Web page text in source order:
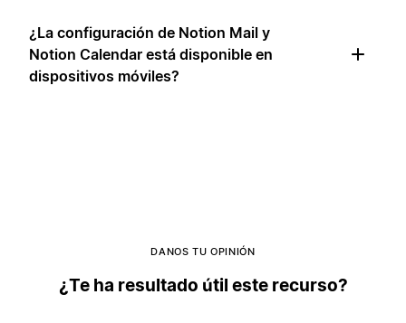
¿La configuración de Notion Mail y
Notion Calendar está disponible en
dispositivos móviles?
DANOS TU OPINIÓN
¿Te ha resultado útil este recurso?